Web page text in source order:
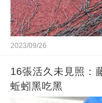
2023/09/26
16張活久未見照：
蚯蚓黑吃黑